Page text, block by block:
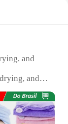
and
and
resistant to
in